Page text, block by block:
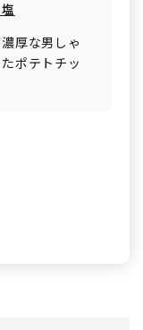
厚な男しゃ
ポテトチッ